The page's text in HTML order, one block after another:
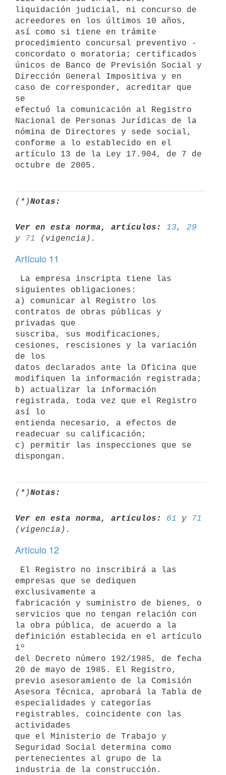
liquidación judicial, ni concurso de
acreedores en los últimos 10 años,
así como si tiene en trámite
procedimiento concursal preventivo -
concordato o moratoria; certificados
únicos de Banco de Previsión Social y
Dirección General Impositiva y en
caso de corresponder, acreditar que
se
efectuó la comunicación al Registro
Nacional de Personas Jurídicas de la
nómina de Directores y sede social,
conforme a lo establecido en el
artículo 13 de la Ley 17.904, de 7 de
(*)Notas:
Ver en esta norma, artículos: 13, 29
y
71
Artículo 11
siguientes obligaciones:
a) comunicar al Registro los
contratos de obras públicas y
privadas que
suscriba, sus modificaciones,
cesiones, rescisiones y la variación
de los
datos declarados ante la Oficina que
modifiquen la información registrada;
b) actualizar la información
registrada, toda vez que el Registro
así lo
entienda necesario, a efectos de
readecuar su calificación;
c) permitir las inspecciones que se
(*)Notas:
Ver en esta norma, artículos: 61 y
71
Artículo 12
empresas que se dediquen
exclusivamente a
fabricación y suministro de bienes, o
servicios que no tengan relación con
la obra pública, de acuerdo a la
definición establecida en el artículo
1º
del Decreto número 192/1985, de fecha
20 de mayo de 1985. El Registro,
previo asesoramiento de la Comisión
Asesora Técnica, aprobará la Tabla de
especialidades y categorías
registrables, coincidente con las
actividades
que el Ministerio de Trabajo y
Seguridad Social determina como
pertenecientes al grupo de la